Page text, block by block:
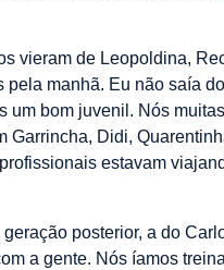
vieram de Leopoldina,
manhã. Eu não saía
bom juvenil. Nós
Didi,
estavam
posterior, a do
a gente. Nós íamos